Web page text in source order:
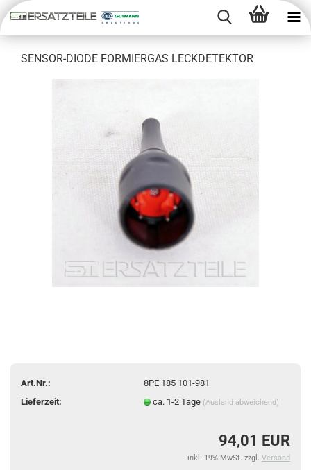
SENSOR-​DIODE FOR­MIER­GAS LECK­DE­TEK­TOR
Art.Nr.:
8PE 185 101-981
Lieferzeit:
ca. 1-2 Tage (Ausland abweichend)
94,01 EUR
inkl. 19% MwSt. zzgl. Versand